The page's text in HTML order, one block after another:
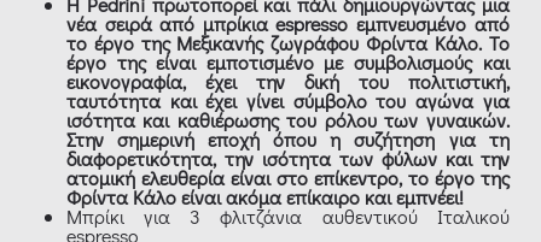
νέα σειρά από μπρίκια espresso εμπνευσμένο από
το έργο της Μεξικανής ζωγράφου Φρίντα Κάλο. Το
έργο της είναι εμποτισμένο με συμβολισμούς και
εικονογραφία, έχει την δική του πολιτιστική,
ταυτότητα και έχει γίνει σύμβολο του αγώνα για
ισότητα και καθιέρωσης του ρόλου των γυναικών.
Στην σημερινή εποχή όπου η συζήτηση για τη
διαφορετικότητα, την ισότητα των φύλων και την
ατομική ελευθερία είναι στο επίκεντρο, το έργο της
Φρίντα Κάλο είναι ακόμα επίκαιρο και εμπνέει!
Μπρίκι για 3 φλιτζάνια αυθεντικού Ιταλικού
espresso